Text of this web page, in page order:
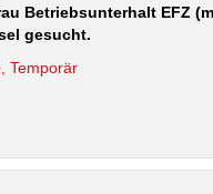
Betriebsunterhalt EFZ
gesucht.
Temporär